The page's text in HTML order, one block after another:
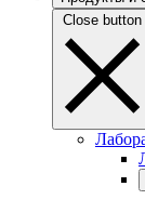
Close button